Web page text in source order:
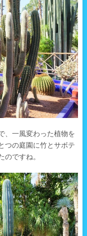
、一風変わった植物を
つの庭園に竹とサボテ
ですね。